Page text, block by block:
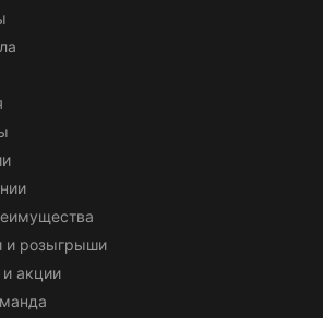
и розыгрыши
акции